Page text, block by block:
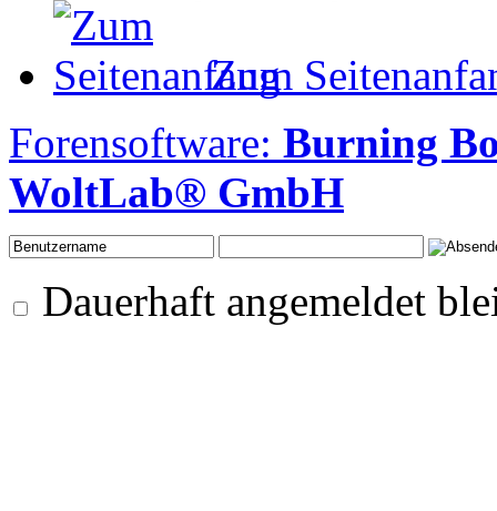
Zum
Forensoftware: Burning
WoltLab® GmbH
Dauerhaft angemeldet